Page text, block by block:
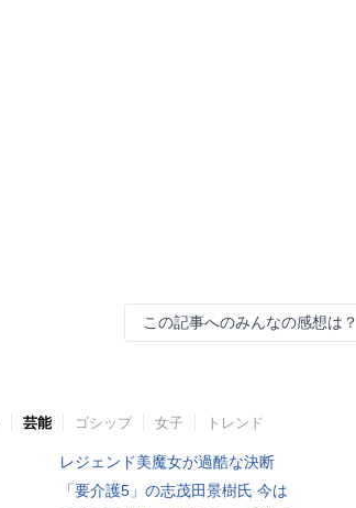
この記事へのみんなの感想は？
芸能 ゴシップ 女子 トレンド
レジェンド美魔女が過酷な決断
「要介護5」の志茂田景樹氏 今は